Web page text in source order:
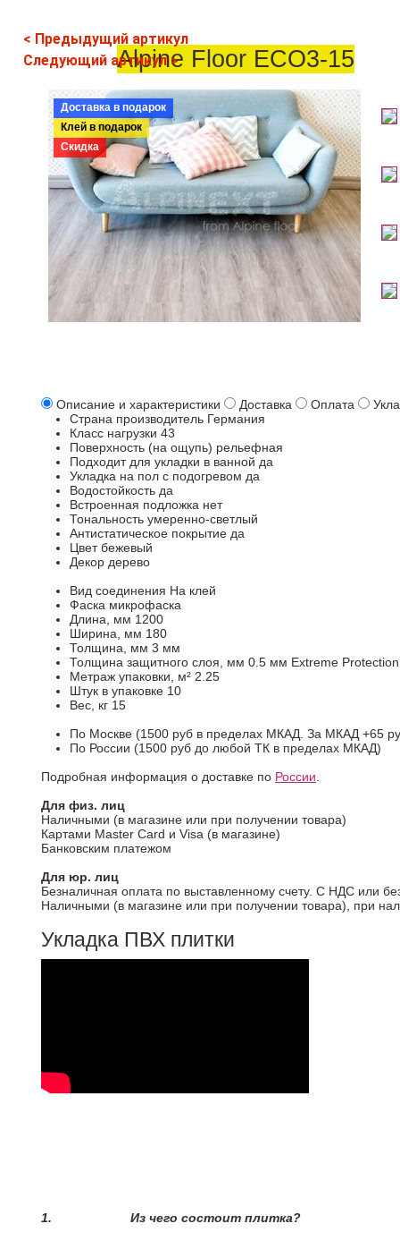
< Предыдущий артикул
Следующий артикул >Alpine Floor ECO3-15
Доставка в подарок
Клей в подарок
Скидка
Описание и характеристики Доставка Оплата
Страна производитель Германия
Класс нагрузки 43
Поверхность (на ощупь) рельефная
Подходит для укладки в ванной да
Укладка на пол c подогревом да
Водостойкость да
Встроенная подложка нет
Тональность умеренно-светлый
Антистатическое покрытие да
Цвет бежевый
Декор дерево
Вид соединения На клей
Фаска микрофаска
Длина, мм 1200
Ширина, мм 180
Толщина, мм 3 мм
Толщина защитного слоя, мм 0.5 мм Extreme Protection
Метраж упаковки, м² 2.25
Штук в упаковке 10
Вес, кг 15
По Москве (1500 руб в пределах МКАД. За МКАД +65
По России (1500 руб до любой ТК в пределах МКАД)
Подробная информация о доставке по России
Для физ. лиц
Наличными (в магазине или при получении товара)
Картами Master Card и Visa (в магазине)
Банковским платежом
Для юр. лиц
Безналичная оплата по выставленному счету. С НДС или
Наличными (в магазине или при получении товара), при
Укладка ПВХ плитки
1. Из чего состоит плитка?